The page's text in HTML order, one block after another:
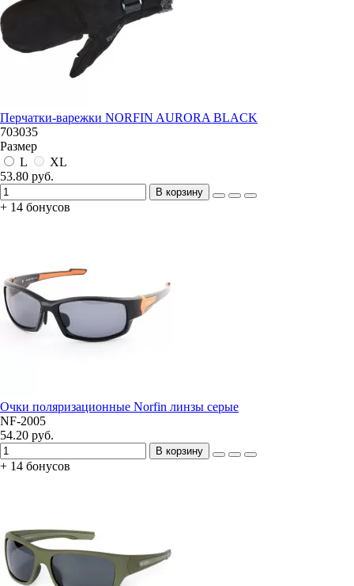
Перчатки-варежки NORFIN AURORA BLACK
703035
Размер
L
XL
53.80 руб.
В корзину
+ 14 бонусов
Очки поляризационные Norfin линзы серые
NF-2005
54.20 руб.
В корзину
+ 14 бонусов